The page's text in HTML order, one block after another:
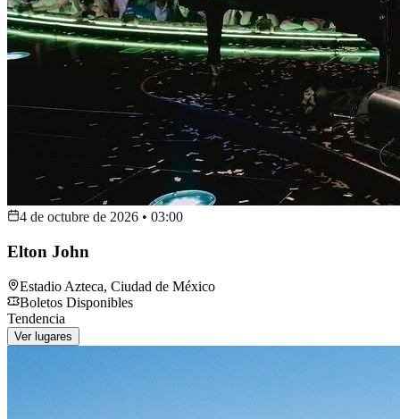
4 de octubre de 2026 • 03:00
Elton John
Estadio Azteca, Ciudad de México
Boletos Disponibles
Tendencia
Ver lugares